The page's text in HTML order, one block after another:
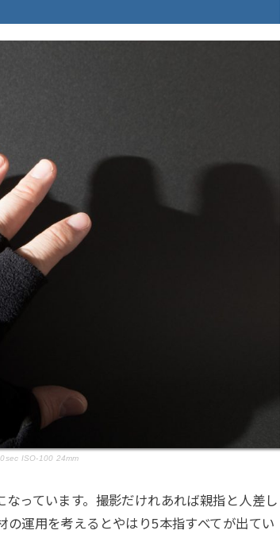
ISO-100 24mm
っています。撮影だけれあれば親指と人差し
運用を考えるとやはり5本指すべてが出てい